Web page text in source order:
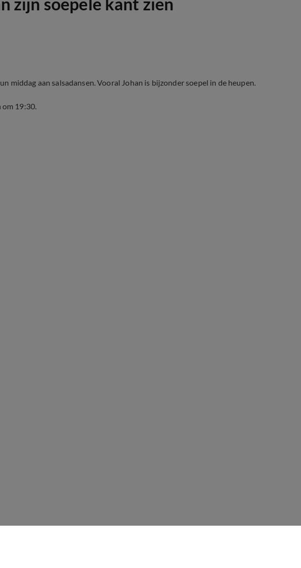
middag aan salsadansen. Vooral Johan is bijzonder soepel in de heupen.
om 19:30.